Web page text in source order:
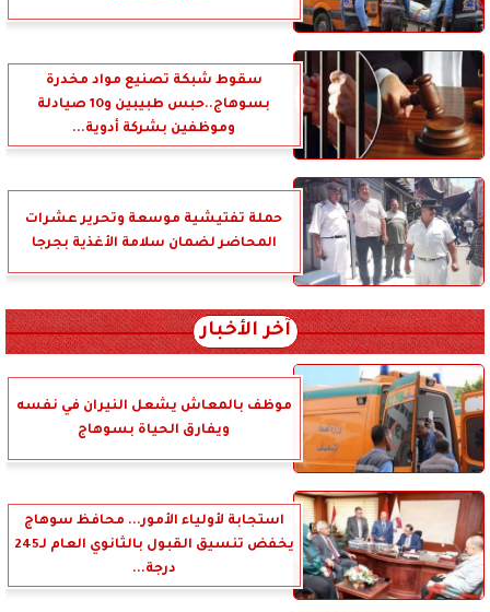
سقوط شبكة تصنيع مواد مخدرة
بسوهاج..حبس طبيبين و10 صيادلة
وموظفين بشركة أدوية...
حملة تفتيشية موسعة وتحرير عشرات
المحاضر لضمان سلامة الأغذية بجرجا
آخر الأخبار
موظف بالمعاش يشعل النيران في نفسه
ويفارق الحياة بسوهاج
استجابة لأولياء الأمور... محافظ سوهاج
يخفض تنسيق القبول بالثانوي العام لـ245
درجة...